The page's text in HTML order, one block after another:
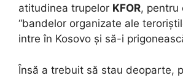
atitudinea trupelor KFOR, pentru
“bandelor organizate ale
intre în Kosovo și să-i
Însă a trebuit să stau deoparte,